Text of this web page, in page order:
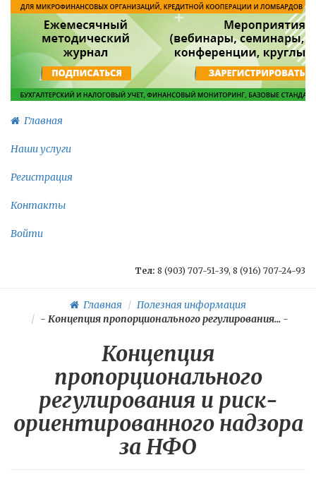
Главная
Наши услуги
Регистрация
Контакты
Войти
Тел: 8 (903) 707-51-39, 8 (916) 707-24-93
Главная
Полезная информация
- Концепция пропорционального регулирования... -
Концепция
пропорционального
регулирования и риск-
ориентированного надзора
за НФО